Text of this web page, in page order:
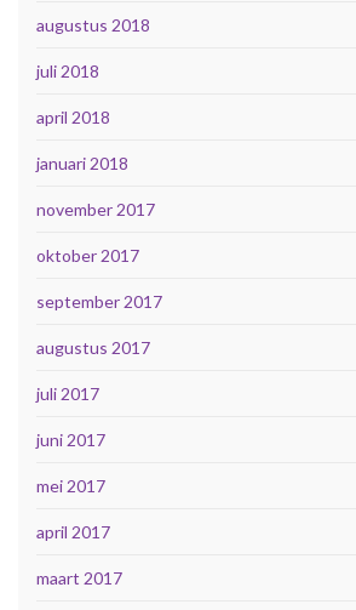
augustus 2018
juli 2018
april 2018
januari 2018
november 2017
oktober 2017
september 2017
augustus 2017
juli 2017
juni 2017
mei 2017
april 2017
maart 2017